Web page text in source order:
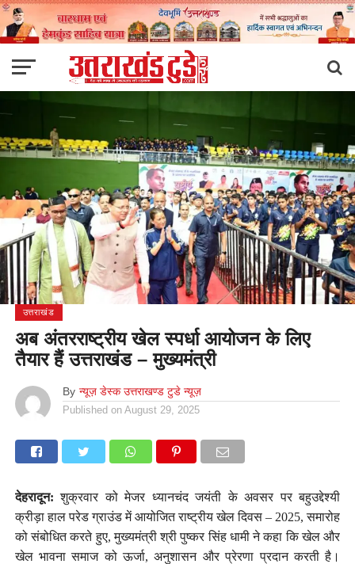
उत्तराखंड
अब अंतरराष्ट्रीय खेल स्पर्धा आयोजन के लिए
तैयार हैं उत्तराखंड – मुख्यमंत्री
By न्यूज़ डेस्क उत्तराखण्ड टुडे न्यूज़
Published on August 29, 2025
देहरादून:शुक्रवार को मेजर ध्यानचंद जयंती के अवसर पर बहुउद्देश्यी
क्रीड़ा हाल परेड ग्राउंड में आयोजित राष्ट्रीय खेल दिवस – 2025, समारोह
को संबोधित करते हुए, मुख्यमंत्री श्री पुष्कर सिंह धामी ने कहा कि खेल और
खेल भावना समाज को ऊर्जा, अनुशासन और प्रेरणा प्रदान करती है।